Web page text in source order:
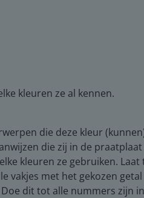
kleuren ze al kennen.
die deze kleur
die zij in de
kleuren ze gebruiken.
vakjes met het gekozen
dit tot alle nummers zijn